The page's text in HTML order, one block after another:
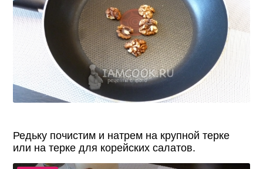
Редьку почистим и натрем на крупной терке
или на терке для корейских салатов.